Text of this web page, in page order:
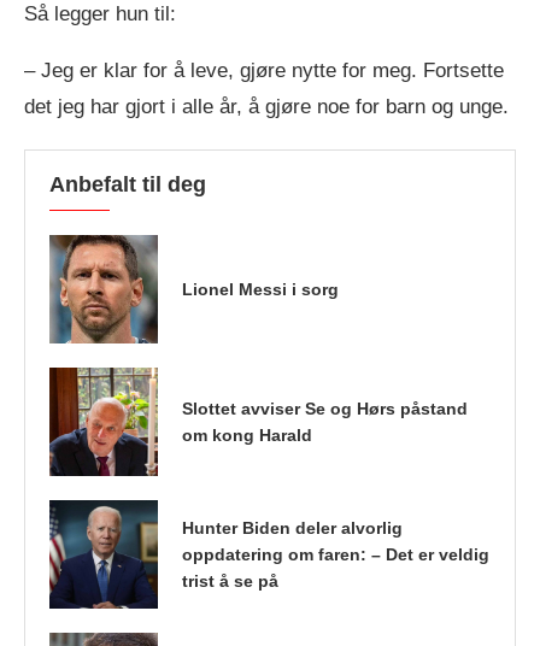
Så legger hun til:
– Jeg er klar for å leve, gjøre nytte for meg. Fortsette
det jeg har gjort i alle år, å gjøre noe for barn og unge.
Anbefalt til deg
Lionel Messi i sorg
Slottet avviser Se og Hørs påstand
om kong Harald
Hunter Biden deler alvorlig
oppdatering om faren: – Det er veldig
trist å se på